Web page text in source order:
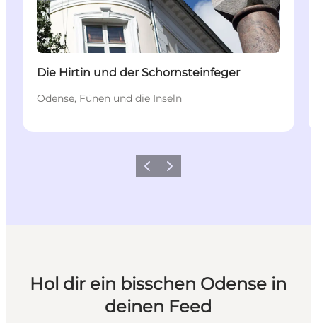
Die Hirtin und der Schornsteinfeger
Odense, Fünen und die Inseln
ZurückWeiter
Hol dir ein bisschen Odense in
deinen Feed